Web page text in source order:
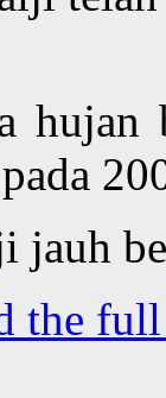
hujan
jauh
the